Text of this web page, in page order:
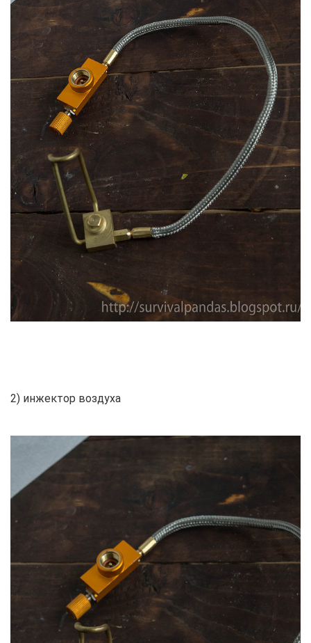
2) инжектор воздуха